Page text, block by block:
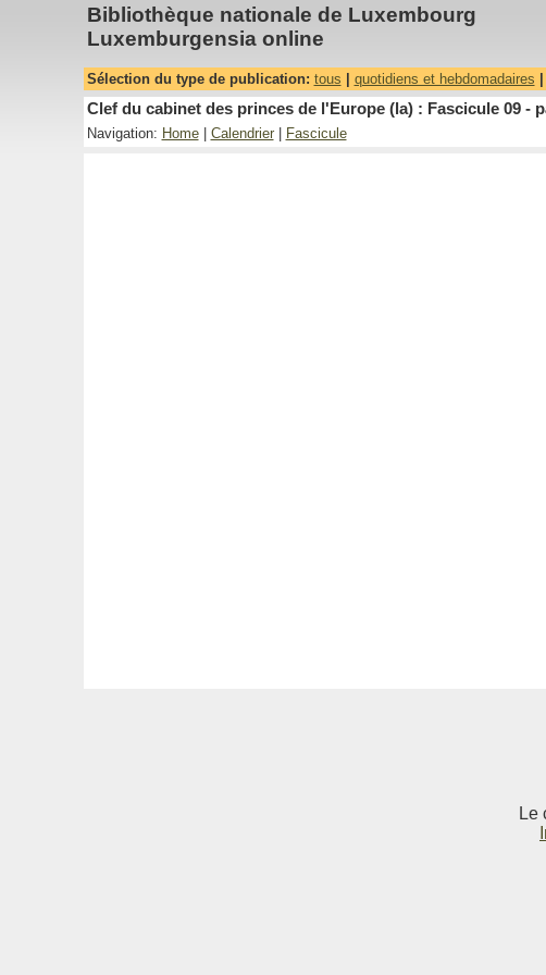
Bibliothèque nationale de Luxembourg
Luxemburgensia online
Sélection du type de publication: tous quotidiens et hebdomadaires
Clef du cabinet des princes de l'Europe (la) : Fascicule 09 -
Navigation: Home| Calendrier| Fascicule
Le